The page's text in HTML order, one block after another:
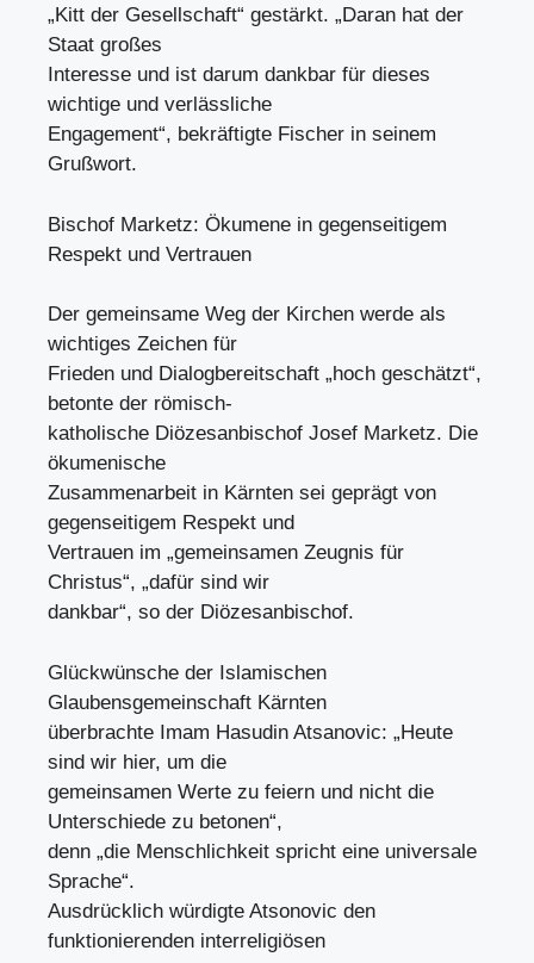
„Kitt der Gesellschaft“ gestärkt. „Daran hat der
Staat großes
Interesse und ist darum dankbar für dieses
wichtige und verlässliche
Engagement“, bekräftigte Fischer in seinem
Grußwort.
Bischof Marketz: Ökumene in gegenseitigem
Respekt und Vertrauen
Der gemeinsame Weg der Kirchen werde als
wichtiges Zeichen für
Frieden und Dialogbereitschaft „hoch geschätzt“,
betonte der römisch-
katholische Diözesanbischof Josef Marketz. Die
ökumenische
Zusammenarbeit in Kärnten sei geprägt von
gegenseitigem Respekt und
Vertrauen im „gemeinsamen Zeugnis für
Christus“, „dafür sind wir
dankbar“, so der Diözesanbischof.
Glückwünsche der Islamischen
Glaubensgemeinschaft Kärnten
überbrachte Imam Hasudin Atsanovic: „Heute
sind wir hier, um die
gemeinsamen Werte zu feiern und nicht die
Unterschiede zu betonen“,
denn „die Menschlichkeit spricht eine universale
Sprache“.
Ausdrücklich würdigte Atsonovic den
funktionierenden interreligiösen